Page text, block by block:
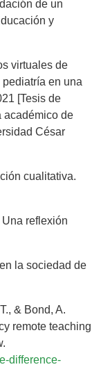
de un
y
virtuales de
en una
[Tesis de
académico de
César
cualitativa.
reflexión
la sociedad de
& Bond, A.
remote teaching
difference-